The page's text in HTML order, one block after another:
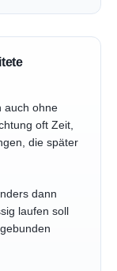
auch ohne
oft Zeit,
die später
dann
laufen soll